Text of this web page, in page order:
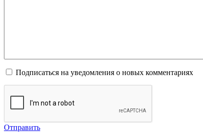
Подписаться на уведомления о новых комментариях
Отправить